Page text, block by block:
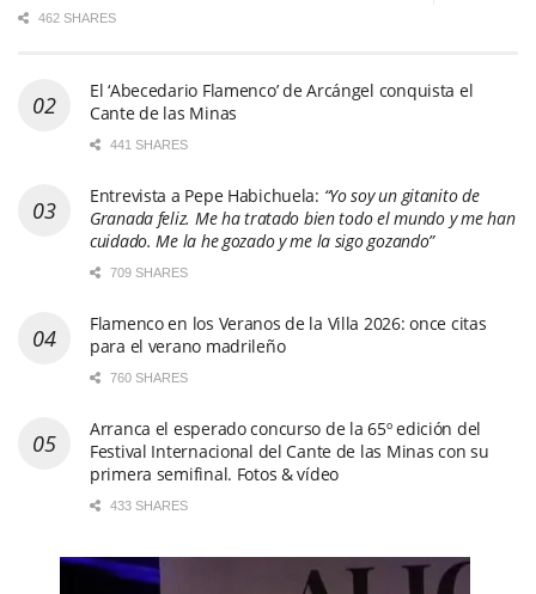
462 SHARES
El ‘Abecedario Flamenco’ de Arcángel conquista el
Cante de las Minas
441 SHARES
Entrevista a Pepe Habichuela: “Yo soy un gitanito de
Granada feliz. Me ha tratado bien todo el mundo y me han
cuidado. Me la he gozado y me la sigo gozando”
709 SHARES
Flamenco en los Veranos de la Villa 2026: once citas
para el verano madrileño
760 SHARES
Arranca el esperado concurso de la 65º edición del
Festival Internacional del Cante de las Minas con su
primera semifinal. Fotos & vídeo
433 SHARES